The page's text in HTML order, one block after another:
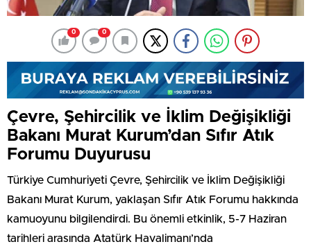
0 0
Çevre, Şehircilik ve İklim Değişikliği
Bakanı Murat Kurum’dan Sıfır Atık
Forumu Duyurusu
Türkiye Cumhuriyeti Çevre, Şehircilik ve İklim Değişikliği
Bakanı Murat Kurum, yaklaşan Sıfır Atık Forumu hakkında
kamuoyunu bilgilendirdi. Bu önemli etkinlik, 5-7 Haziran
tarihleri arasında Atatürk Havalimanı’nda